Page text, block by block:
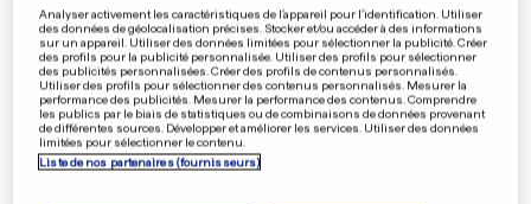
Les chiens «jetés comme
des déchets» ont bien grandi
4 303 2
FRANCE
Analyser activement les caractéristiques de l’appareil pour l’identification. Utiliser
des données de géolocalisation précises. Stocker et/ou accéder à des informations
sur un appareil. Utiliser des données limitées pour sélectionner la publicité. Créer
des profils pour la publicité personnalisée. Utiliser des profils pour sélectionner
des publicités personnalisées. Créer des profils de contenus personnalisés.
Utiliser des profils pour sélectionner des contenus personnalisés. Mesurer la
performance des publicités. Mesurer la performance des contenus. Comprendre
les publics par le biais de statistiques ou de combinaisons de données provenant
de différentes sources. Développer et améliorer les services. Utiliser des données
limitées pour sélectionner le contenu.
Liste de nos partenaires (fournisseurs)